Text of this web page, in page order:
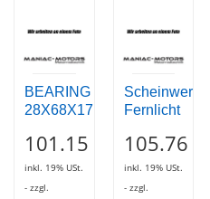
BEARING
28X68X17
101.15
inkl. 19% USt.
- zzgl.
Scheinwerfer
Fernlicht
105.76
inkl. 19% USt.
- zzgl.